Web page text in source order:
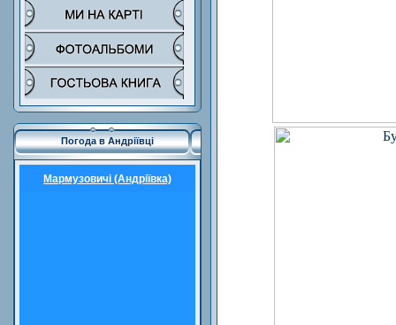
Погода в Андріївці
Мармузовичі (Андріївка)